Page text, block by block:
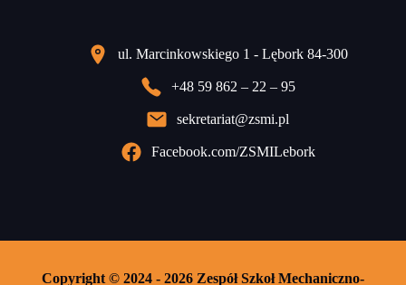
ul. Marcinkowskiego 1 - Lębork 84-300
+48 59 862 – 22 – 95
sekretariat@zsmi.pl
Facebook.com/ZSMILebork
Copyright © 2024 - 2026 Zespół Szkoł Mechaniczno-